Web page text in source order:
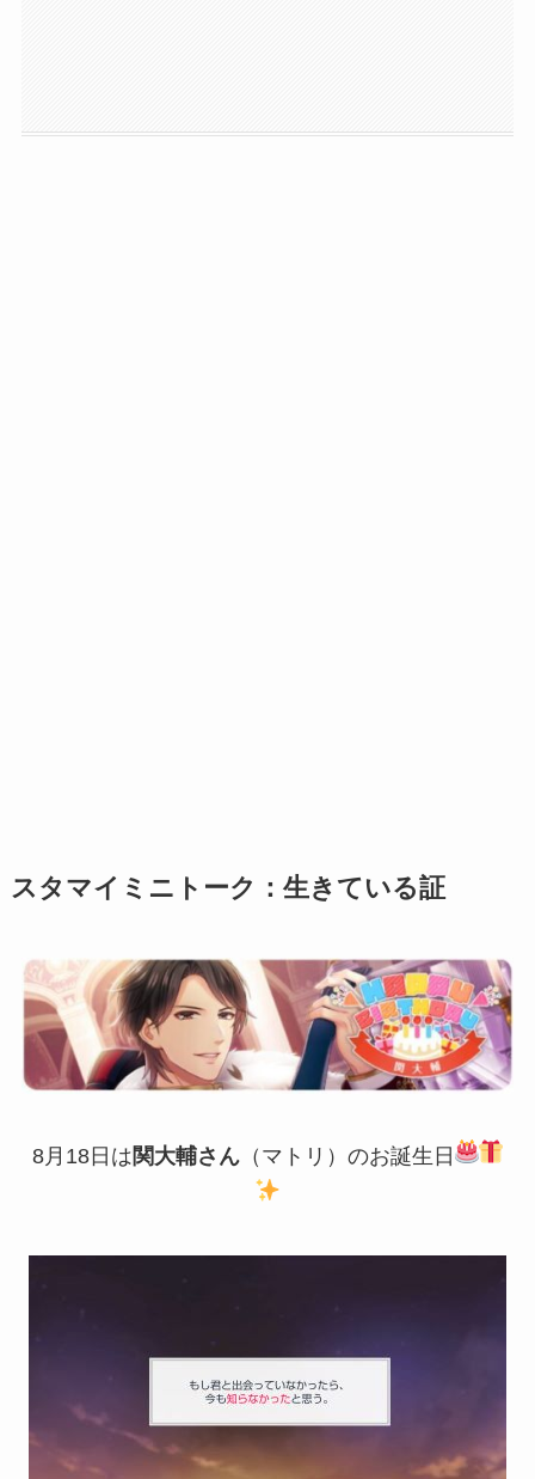
スタマイミニトーク：生きている証
8月18日は関大輔さん （マトリ）のお誕生日